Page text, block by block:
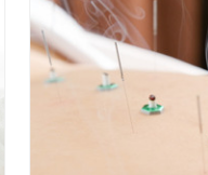
オンラインサポートあり
カルテ共有